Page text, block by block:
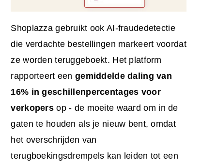
Shoplazza gebruikt ook AI-fraudedetectie
die verdachte bestellingen markeert voordat
ze worden teruggeboekt. Het platform
rapporteert eengemiddelde daling van
16% in geschillenpercentages voor
verkopers op - de moeite waard om in de
gaten te houden als je nieuw bent, omdat
het overschrijden van
terugboekingsdrempels kan leiden tot een